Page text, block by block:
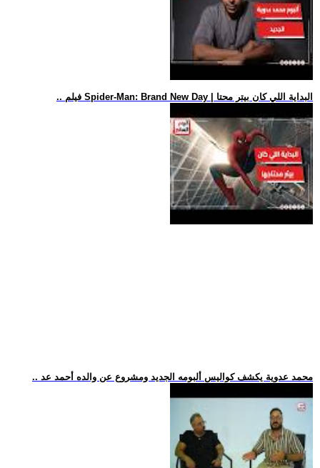
.. فيلم Spider-Man: Brand New Day | البداية اللي كان بيتر محتا
.. محمد عدوية يكشف كواليس ألبومه الجديد ومشروع عن والده أحمد عد